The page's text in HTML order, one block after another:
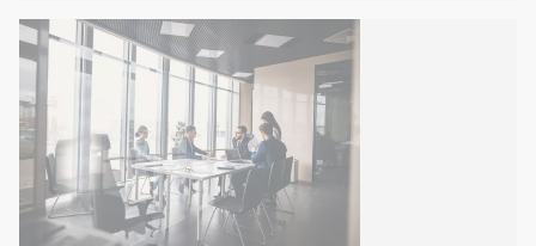
Beneficios de la empresa
Debemos nuestro éxito a nuestros capaces trabajadores.
Apoyamos a los trabajadores que solicitan una baja por
Esto nos permite aumentar constantemente la satisfacción